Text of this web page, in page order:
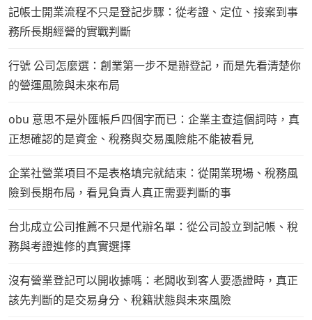
記帳士開業流程不只是登記步驟：從考證、定位、接案到事
務所長期經營的實戰判斷
行號 公司怎麼選：創業第一步不是辦登記，而是先看清楚你
的營運風險與未來布局
obu 意思不是外匯帳戶四個字而已：企業主查這個詞時，真
正想確認的是資金、稅務與交易風險能不能被看見
企業社營業項目不是表格填完就結束：從開業現場、稅務風
險到長期布局，看見負責人真正需要判斷的事
台北成立公司推薦不只是代辦名單：從公司設立到記帳、稅
務與考證進修的真實選擇
沒有營業登記可以開收據嗎：老闆收到客人要憑證時，真正
該先判斷的是交易身分、稅籍狀態與未來風險